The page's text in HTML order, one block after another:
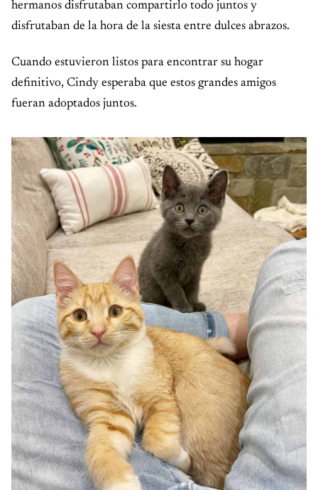
hermanos disfrutaban compartirlo todo juntos y
disfrutaban de la hora de la siesta entre dulces abrazos.
Cuando estuvieron listos para encontrar su hogar
definitivo, Cindy esperaba que estos grandes amigos
fueran adoptados juntos.